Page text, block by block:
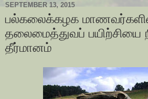
SEPTEMBER 13, 2015
பல்கலைக்கழக
தலைமைத்துவப் பயிற்சியை
தீர்மானம்